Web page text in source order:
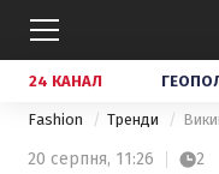
24 КАНАЛ
Fashion Тренди
20 серпня, 11:26 2